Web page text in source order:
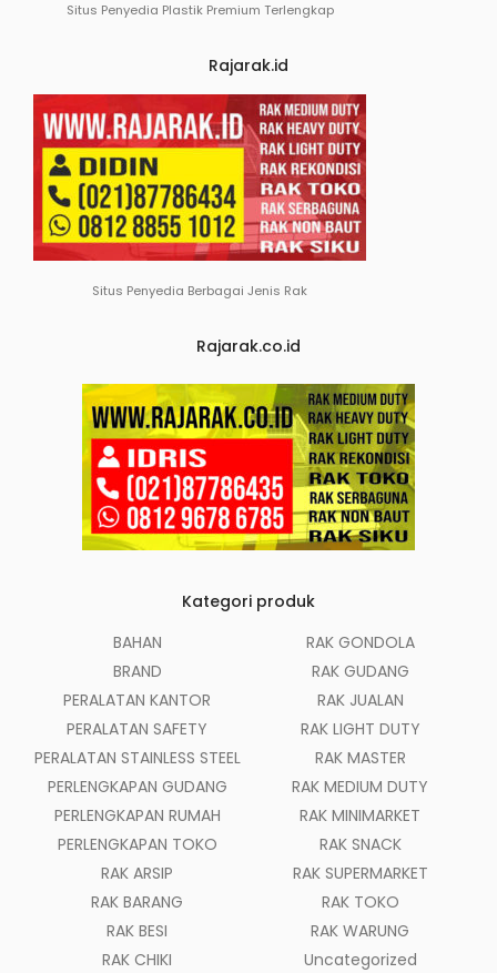
Situs Penyedia Plastik Premium Terlengkap
Rajarak.id
Situs Penyedia Berbagai Jenis Rak
Rajarak.co.id
Kategori produk
BAHAN
BRAND
PERALATAN KANTOR
PERALATAN SAFETY
PERALATAN STAINLESS STEEL
PERLENGKAPAN GUDANG
PERLENGKAPAN RUMAH
PERLENGKAPAN TOKO
RAK ARSIP
RAK BARANG
RAK BESI
RAK CHIKI
RAK GONDOLA
RAK GUDANG
RAK JUALAN
RAK LIGHT DUTY
RAK MASTER
RAK MEDIUM DUTY
RAK MINIMARKET
RAK SNACK
RAK SUPERMARKET
RAK TOKO
RAK WARUNG
Uncategorized